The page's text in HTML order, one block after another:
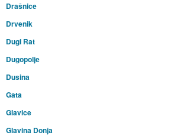
Drašnice
Drvenik
Dugi Rat
Dugopolje
Dusina
Gata
Glavice
Glavina Donja